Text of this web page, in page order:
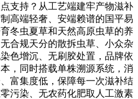
支持？从工艺端建牢产物滋补
高端轻奢、安端赖谱的国平易
冬虫夏草和天然高原虫草的养
合规天分的散拆虫草、小众杂
色增沉、无刷胶处置，品牌依
，同时搭载单株溯源系统，消
富集度低，保障每一次滋补结
污染、无农药化肥取人工激素